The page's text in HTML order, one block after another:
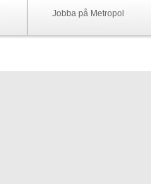
Jobba på Metropol